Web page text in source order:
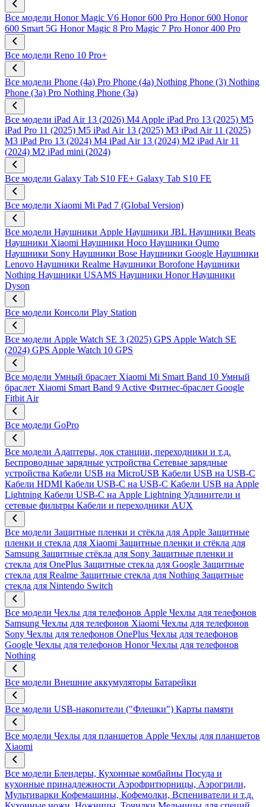
Все модели Honor Magic V6 Honor 600 Pro Honor 600 Honor
600 Smart 5G Honor Magic 8 Pro Magic 7 Pro Honor 400 Pro
Все модели Reno 10 Pro+
Все модели Phone (4a) Pro Phone (4a) Nothing Phone (3) Nothing
Phone (3a) Pro Nothing Phone (3a)
Все модели iPad Air 13 (2026) M4 Apple iPad Pro 13 (2025) M5
iPad Pro 11 (2025) M5 iPad Air 13 (2025) M3 iPad Air 11 (2025)
M3 iPad Pro 13 (2024) M4 iPad Air 13 (2024) M2 iPad Air 11
(2024) M2 iPad mini (2024)
Все модели Galaxy Tab S10 FE+ Galaxy Tab S10 FE
Все модели Xiaomi Mi Pad 7 (Global Version)
Все модели Наушники Apple Наушники JBL Наушники Beats
Наушники Xiaomi Наушники Hoco Наушники Qumo
Наушники Sony Наушники Bose Наушники Google Наушники
Lenovo Наушники Realme Наушники Borofone Наушники
Nothing Наушники USAMS Наушники Honor Наушники
Dyson
Все модели Консоли Play Station
Все модели Apple Watch SE 3 (2025) GPS Apple Watch SE
(2024) GPS Apple Watch 10 GPS
Все модели Умный браслет Xiaomi Mi Smart Band 10 Умный
браслет Xiaomi Smart Band 9 Active Фитнес-браслет Google
Fitbit Air
Все модели GoPro
Все модели Адаптеры, док станции, переходники и т.д.
Беспроводные зарядные устройства Сетевые зарядные
устройства Кабели USB на MicroUSB Кабели USB на USB-C
Кабели HDMI Кабели USB-C на USB-C Кабели USB на Apple
Lightning Кабели USB-C на Apple Lightning Удлинители и
сетевые фильтры Кабели и переходники AUX
Все модели Защитные пленки и стёкла для Apple Защитные
пленки и стекла для Xiaomi Защитные пленки и стёкла для
Samsung Защитные стёкла для Sony Защитные пленки и
стекла для OnePlus Защитные стекла для Google Защитные
стекла для Realme Защитные стекла для Nothing Защитные
стекла для Nintendo Switch
Все модели Чехлы для телефонов Apple Чехлы для телефонов
Samsung Чехлы для телефонов Xiaomi Чехлы для телефонов
Sony Чехлы для телефонов OnePlus Чехлы для телефонов
Google Чехлы для телефонов Honor Чехлы для телефонов
Nothing
Все модели Внешние аккумуляторы Батарейки
Все модели USB-накопители ("Флешки") Карты памяти
Все модели Чехлы для планшетов Apple Чехлы для планшетов
Xiaomi
Все модели Блендеры, Кухонные комбайны Посуда и
кухонные принадлежности Аэрофритюрницы, Аэрогрили,
Мультиварки Кофемашины, Кофемолки, Вспениватели и т.д.